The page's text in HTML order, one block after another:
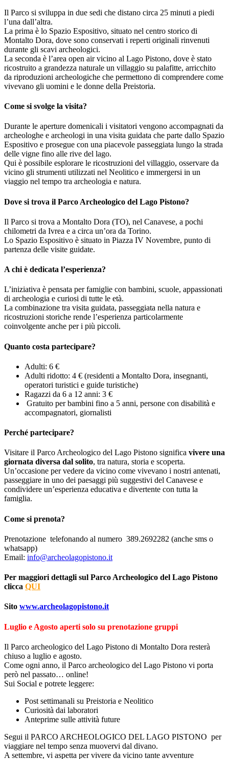
Il Parco si sviluppa in due sedi che distano circa 25 minuti a piedi
l’una dall’altra.
La prima è lo Spazio Espositivo, situato nel centro storico di
Montalto Dora, dove sono conservati i reperti originali rinvenuti
durante gli scavi archeologici.
La seconda è l’area open air vicino al Lago Pistono, dove è stato
ricostruito a grandezza naturale un villaggio su palafitte, arricchito
da riproduzioni archeologiche che permettono di comprendere come
vivevano gli uomini e le donne della Preistoria.
Come si svolge la visita?
Durante le aperture domenicali i visitatori vengono accompagnati da
archeologhe e archeologi in una visita guidata che parte dallo Spazio
Espositivo e prosegue con una piacevole passeggiata lungo la strada
delle vigne fino alle rive del lago.
Qui è possibile esplorare le ricostruzioni del villaggio, osservare da
vicino gli strumenti utilizzati nel Neolitico e immergersi in un
viaggio nel tempo tra archeologia e natura.
Dove si trova il Parco Archeologico del Lago Pistono?
Il Parco si trova a Montalto Dora (TO), nel Canavese, a pochi
chilometri da Ivrea e a circa un’ora da Torino.
Lo Spazio Espositivo è situato in Piazza IV Novembre, punto di
partenza delle visite guidate.
A chi è dedicata l’esperienza?
L’iniziativa è pensata per famiglie con bambini, scuole, appassionati
di archeologia e curiosi di tutte le età.
La combinazione tra visita guidata, passeggiata nella natura e
ricostruzioni storiche rende l’esperienza particolarmente
coinvolgente anche per i più piccoli.
Quanto costa partecipare?
Adulti: 6 €
Adulti ridotto: 4 € (residenti a Montalto Dora, insegnanti,
operatori turistici e guide turistiche)
Ragazzi da 6 a 12 anni: 3 €
Gratuito per bambini fino a 5 anni, persone con disabilità e
accompagnatori, giornalisti
Perché partecipare?
Visitare il Parco Archeologico del Lago Pistono significa vivere una
giornata diversa dal solito, tra natura, storia e scoperta.
Un’occasione per vedere da vicino come vivevano i nostri antenati,
passeggiare in uno dei paesaggi più suggestivi del Canavese e
condividere un’esperienza educativa e divertente con tutta la
famiglia.
Come si prenota?
Prenotazione telefonando al numero 389.2692282 (anche sms o
whatsapp)
Email: info@archeolagopistono.it
Per maggiori dettagli sul Parco Archeologico del Lago Pistono
clicca QUI
Sito www.archeolagopistono.it
Luglio e Agosto aperti solo su prenotazione gruppi
Il Parco archeologico del Lago Pistono di Montalto Dora resterà
chiuso a luglio e agosto.
Come ogni anno, il Parco archeologico del Lago Pistono vi porta
però nel passato… online!
Sui Social e potrete leggere:
Post settimanali su Preistoria e Neolitico
Curiosità dai laboratori
Anteprime sulle attività future
Segui il PARCO ARCHEOLOGICO DEL LAGO PISTONO per
viaggiare nel tempo senza muovervi dal divano.
A settembre, vi aspetta per vivere da vicino tante avventure